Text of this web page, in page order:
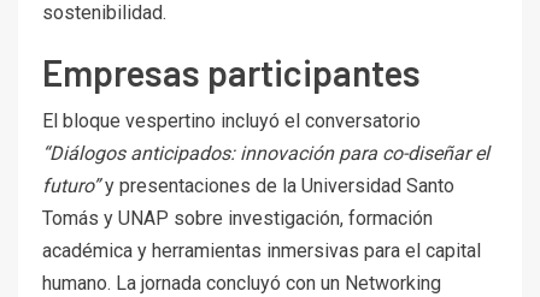
sostenibilidad.
Empresas participantes
El bloque vespertino incluyó el conversatorio
“Diálogos anticipados: innovación para co-diseñar el
futuro”y presentaciones de la Universidad Santo
Tomás y UNAP sobre investigación, formación
académica y herramientas inmersivas para el capital
humano. La jornada concluyó con un Networking